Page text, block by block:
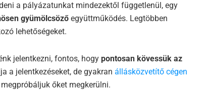
a pályázatunkat mindezektől függetlenül, egy
gyümölcsöző együttműködés. Legtöbben
lehetőségeket.
jelentkezni, fontos, hogy pontosan kövessük az
a jelentkezéseket, de gyakran állásközvetítő cégen
őket megkerülni.